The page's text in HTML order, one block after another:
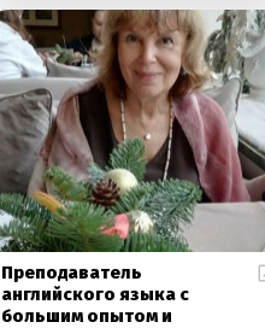
Преподаватель
английского языка с
большим опытом и